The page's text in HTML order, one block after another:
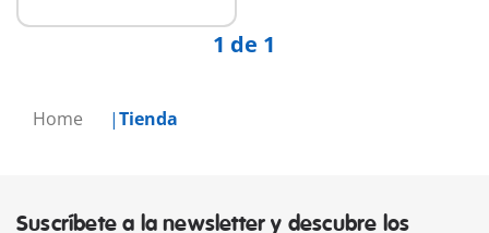
Home Tienda
1 de 1
Suscríbete a la newsletter y descubre los